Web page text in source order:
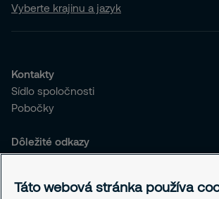
Vyberte krajinu a jazyk
Kontakty
Sídlo spoločnosti
Pobočky
Dôležité odkazy
Všeobecné obchodné podmienky
Politika používania cookies
Táto webová stránka používa